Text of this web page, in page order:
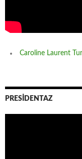
Caroline Laurent
PRESİDENTAZ